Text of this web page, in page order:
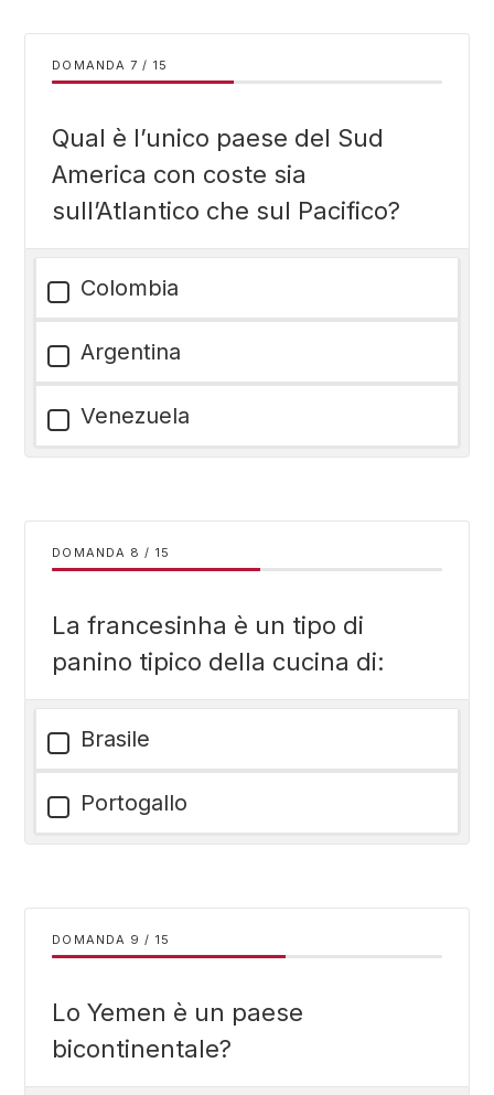
DOMANDA / 15
Qual è l’unico paese del Sud
America con coste sia
sull’Atlantico che sul Pacifico?
Colombia
Argentina
Venezuela
DOMANDA / 15
La francesinha è un tipo di
panino tipico della cucina di:
Brasile
Portogallo
DOMANDA / 15
Lo Yemen è un paese
bicontinentale?